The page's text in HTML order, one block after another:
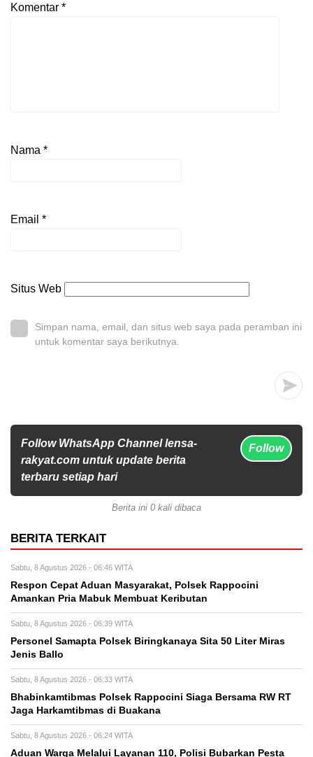
Komentar *
Nama *
Email *
Situs Web
Simpan nama, email, dan situs web saya pada peramban ini
untuk komentar saya berikutnya.
Follow WhatsApp Channel lensa-
rakyat.com untuk update berita
terbaru setiap hari
Follow
Berita ini 0 kali dibaca
BERITA TERKAIT
Sabtu, 8 Agustus 2026 - 06:46 WITA
Respon Cepat Aduan Masyarakat, Polsek Rappocini
Amankan Pria Mabuk Membuat Keributan
Sabtu, 8 Agustus 2026 - 06:39 WITA
Personel Samapta Polsek Biringkanaya Sita 50 Liter Miras
Jenis Ballo
Sabtu, 8 Agustus 2026 - 06:33 WITA
Bhabinkamtibmas Polsek Rappocini Siaga Bersama RW RT
Jaga Harkamtibmas di Buakana
Sabtu, 8 Agustus 2026 - 06:24 WITA
Aduan Warga Melalui Layanan 110, Polisi Bubarkan Pesta